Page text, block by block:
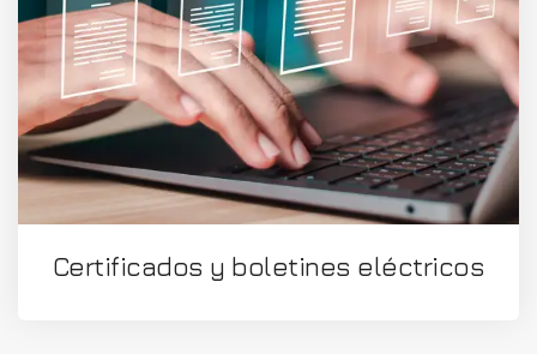
Certificados y boletines eléctricos